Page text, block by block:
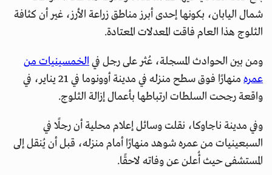
شمال اليابان، بكونها إحدى أبرز مناطق زراعة الأرز، غير أن كثافة
الثلوج هذا العام فاقت المعدلات المعتادة.
ومن بين الحوادث المسجلة، عُثر على رجل فيالخمسينيات من
عمره
منهارًا فوق سطح منزله في مدينة أوونوما في 21 يناير، في
واقعة رجحت السلطات ارتباطها بأعمال إزالة الثلوج.
وفي مدينة ناجاوكا، نقلت وسائل إعلام محلية أن رجلًا في
السبعينيات من عمره شوهد منهارًا أمام منزله، قبل أن يُنقل إلى
المستشفى حيث أُعلن عن وفاته لاحقًا.